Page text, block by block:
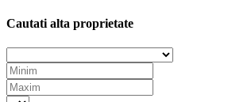
Cautati alta proprietate